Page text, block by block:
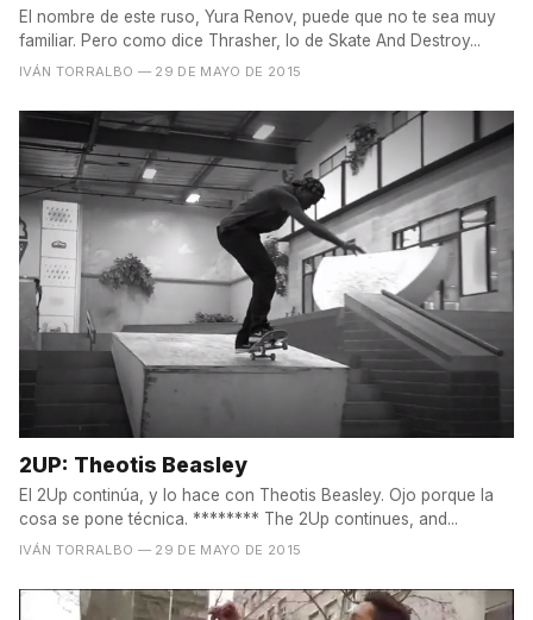
El nombre de este ruso, Yura Renov, puede que no te sea muy
familiar. Pero como dice Thrasher, lo de Skate And Destroy...
IVÁN TORRALBO — 29 DE MAYO DE 2015
2UP: Theotis Beasley
El 2Up continúa, y lo hace con Theotis Beasley. Ojo porque la
cosa se pone técnica. ******** The 2Up continues, and...
IVÁN TORRALBO — 29 DE MAYO DE 2015